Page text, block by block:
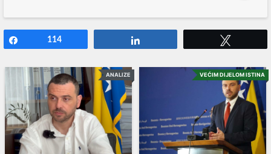
114
ANALIZE VEĆIM DIJELOM ISTINA